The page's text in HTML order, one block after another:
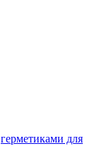
герметиками для